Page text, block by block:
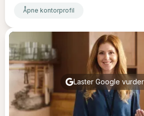
Åpne kontorprofil
Laster Google